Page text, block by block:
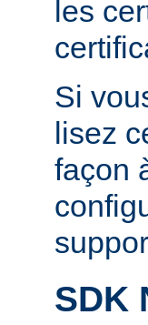
les
Si
lisez
façon
SDK